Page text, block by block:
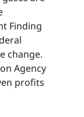
Finding
change.
Agency
profits